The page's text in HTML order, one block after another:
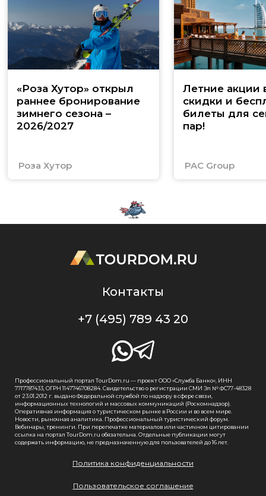
«Роза Хутор» открыл
раннее бронирование
зимнего сезона –
2026/2027
Роза Хутор
Летние акции
скидки и
билеты для
пар!
PAC Group
Контакты
+7 (495) 789 43 20
Профессиональный портал TourDom.ru — проект ООО «Служба Банко», ИНН
7717787433, ОГРН 1147746708284. Свидетельство о регистрации СМИ Эл № ФС77-48328
от 23.01.2012 г. выдано Федеральной службой по надзору в сфере связи,
информационных технологий и массовых коммуникаций (Роскомнадзор).
Оперативная информация о туристическом рынке в России и во всем мире.
Новости, рыночная аналитика. Профессиональный туристический форум.
Вебинары, тренинги. При перепечатке материалов или частичном цитировании
ссылка на портал TourDom.ru обязательна. Отдельные публикации могут
содержать информацию, не предназначенную для пользователей до 16 лет.
Политика конфиденциальности
Пользовательское соглашение